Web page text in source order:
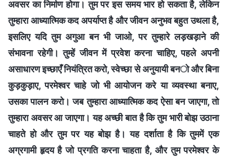
अवसर का निर्माण होगा। तुम पर इस समय भार हो सकता है, लेकिन
तुम्हारा आध्यात्मिक कद अपर्याप्त है और जीवन अनुभव बहुत उथला है,
इसलिए यदि तुम अगुआ बन भी जाओ, पर तुम्हारे लड़खड़ाने की
संभावना रहेगी। तुम्हें जीवन में प्रवेश करना चाहिए, पहले अपनी
असाधारण इच्छाएँ नियंत्रित करो, स्वेच्छा से अनुयायी बनो और बिना
कुड़कुड़ाए, परमेश्वर चाहे जो भी आयोजन करे या व्यवस्था बनाए,
उसका पालन करो। जब तुम्हारा आध्यात्मिक कद ऐसा बन जाएगा, तो
तुम्हारा अवसर आ जाएगा। यह अच्छी बात है कि तुम भारी बोझ उठाना
चाहते हो और तुम पर यह बोझ है। यह दर्शाता है कि तुममें एक
अग्रगामी हृदय है जो प्रगति करना चाहता है, और तुम परमेश्वर के